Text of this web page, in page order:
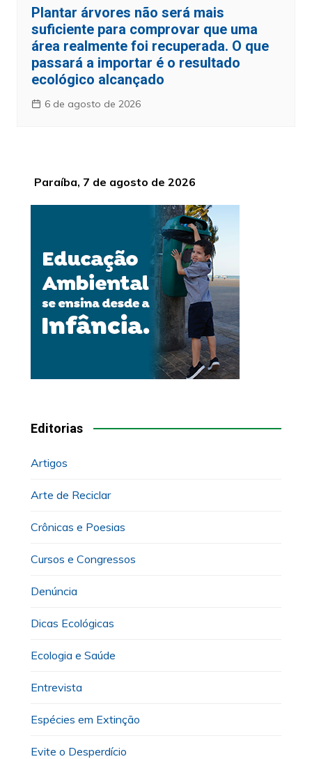
Plantar árvores não será mais
suficiente para comprovar que uma
área realmente foi recuperada. O que
passará a importar é o resultado
ecológico alcançado
6 de agosto de 2026
Paraíba, 7 de agosto de 2026
Editorias
Artigos
Arte de Reciclar
Crônicas e Poesias
Cursos e Congressos
Denúncia
Dicas Ecológicas
Ecologia e Saúde
Entrevista
Espécies em Extinção
Evite o Desperdício